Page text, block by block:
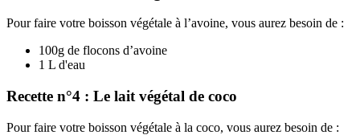
Pour faire votre boisson végétale à l’avoine, vous aurez besoin de :
100g de flocons d’avoine
1 L d'eau
Recette n°4 : Le lait végétal de coco
Pour faire votre boisson végétale à la coco, vous aurez besoin de :